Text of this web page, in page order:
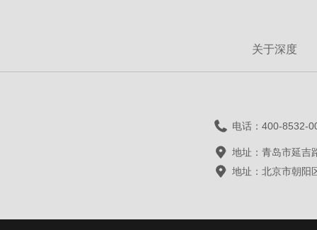
关于深度
电话：400-8532-
地址：青岛市延吉
地址：北京市朝阳